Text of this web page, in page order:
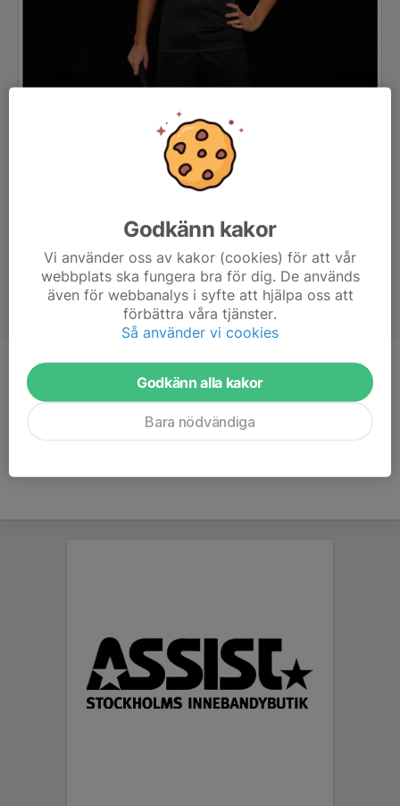
Position
Forward
Ålder
16 år
Godkänn kakor
Vi använder oss av kakor (cookies) för att vår
webbplats ska fungera bra för dig. De används
även för webbanalys i syfte att hjälpa oss att
förbättra våra tjänster.
Så använder vi cookies
Godkänn alla kakor
Bara nödvändiga